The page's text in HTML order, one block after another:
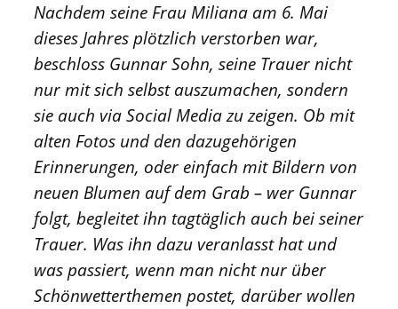
Nachdem seine Frau Miliana am 6. Mai
dieses Jahres plötzlich verstorben war,
beschloss Gunnar Sohn, seine Trauer nicht
nur mit sich selbst auszumachen, sondern
sie auch via Social Media zu zeigen. Ob mit
alten Fotos und den dazugehörigen
Erinnerungen, oder einfach mit Bildern von
neuen Blumen auf dem Grab – wer Gunnar
folgt, begleitet ihn tagtäglich auch bei seiner
Trauer. Was ihn dazu veranlasst hat und
was passiert, wenn man nicht nur über
Schönwetterthemen postet, darüber wollen